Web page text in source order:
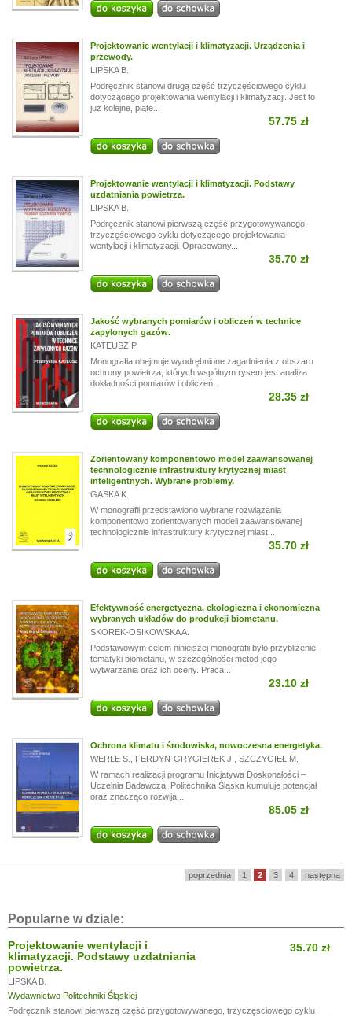
Projektowanie wentylacji i klimatyzacji. Urządzenia i
przewody.
LIPSKA B.
Podręcznik stanowi drugą część trzyczęściowego cyklu
dotyczącego projektowania wentylacji i klimatyzacji. Jest to
już kolejne, piąte...
57.75 zł
Projektowanie wentylacji i klimatyzacji. Podstawy
uzdatniania powietrza.
LIPSKA B.
Podręcznik stanowi pierwszą część przygotowywanego,
trzyczęściowego cyklu dotyczącego projektowania
wentylacji i klimatyzacji. Opracowany...
35.70 zł
Jakość wybranych pomiarów i obliczeń w technice
zapylonych gazów.
KATEUSZ P.
Monografia obejmuje wyodrębnione zagadnienia z obszaru
ochrony powietrza, których wspólnym rysem jest analiza
dokładności pomiarów i obliczeń...
28.35 zł
Zorientowany komponentowo model zaawansowanej
technologicznie infrastruktury krytycznej miast
inteligentnych. Wybrane problemy.
GASKA K.
W monografii przedstawiono wybrane rozwiązania
komponentowo zorientowanych modeli zaawansowanej
technologicznie infrastruktury krytycznej miast...
35.70 zł
Efektywność energetyczna, ekologiczna i ekonomiczna
wybranych układów do produkcji biometanu.
SKOREK-OSIKOWSKA A.
Podstawowym celem niniejszej monografii było przybliżenie
tematyki biometanu, w szczególności metod jego
wytwarzania oraz ich oceny. Praca...
23.10 zł
Ochrona klimatu i środowiska, nowoczesna energetyka.
WERLE S.
FERDYN-GRYGIEREK J.
SZCZYGIEŁ M.
W ramach realizacji programu Inicjatywa Doskonałości –
Uczelnia Badawcza, Politechnika Śląska kumuluje potencjał
oraz znacząco rozwija...
85.05 zł
poprzednia 1 2 3 4 następna
Popularne w dziale:
Projektowanie wentylacji i
klimatyzacji. Podstawy uzdatniania
powietrza.
LIPSKA B.
Wydawnictwo Politechniki Śląskiej
35.70 zł
Podręcznik stanowi pierwszą część przygotowywanego, trzyczęściowego cyklu